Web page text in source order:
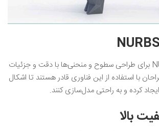
راینو از فناوری NURBS برای طراحی سطوح و منحنی‌ها با دقت و جزئیات
با استفاده از این فناوری قادر هستند تا اشکال
کرده و به راحتی مدل‌سازی کنند.
بالا